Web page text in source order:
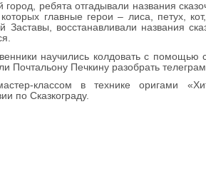
ребята отгадывали названия
главные герои – лиса, петух,
Заставы, восстанавливали названия
научились колдовать с помощью
Почтальону Печкину разобрать
классом в технике оригами
по Сказкограду.